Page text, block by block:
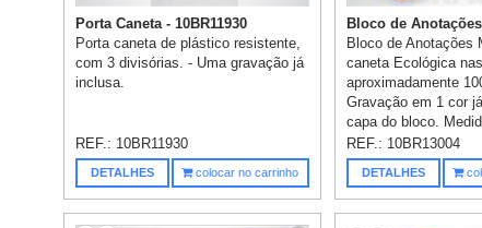
Porta Caneta - 10BR11930
Porta caneta de plástico resistente,
com 3 divisórias. - Uma gravação já
inclusa.
REF.: 10BR11930
DETALHES colocar no carrinho
Bloco de
Bloco de Anotações
caneta Ecológica
aproximadamente
Gravação em 1 cor
capa do bloco.
REF.: 10BR13004
DETALHES